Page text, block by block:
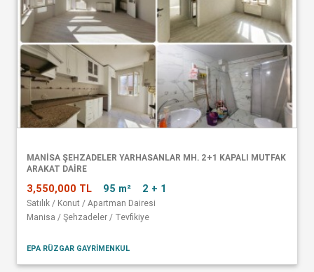
MANISA ŞEHZADELER YARHASANLAR MH. 2+1 KAPALI MUTFAK
ARAKAT DAIRE
3,550,000 TL 95 m² 2 + 1
Satılık / Konut / Apartman Dairesi
Manisa / Şehzadeler / Tevfikiye
EPA RÜZGAR GAYRİMENKUL